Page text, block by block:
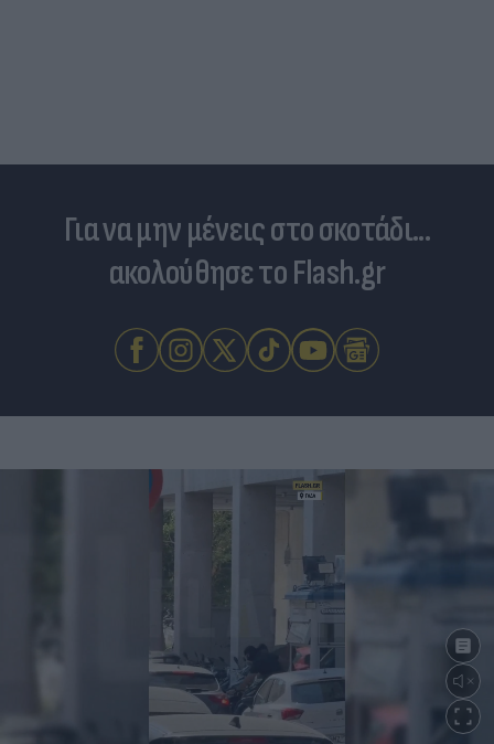
Για να μην μένεις στο σκοτάδι...
ακολούθησε το Flash.gr